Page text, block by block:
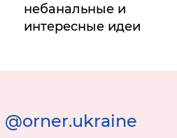
небанальные и
интересные идеи
@orner.ukraine